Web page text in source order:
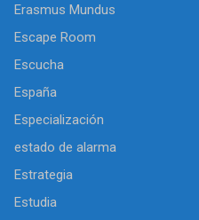
Erasmus Mundus
Escape Room
Escucha
España
Especialización
estado de alarma
Estrategia
Estudia